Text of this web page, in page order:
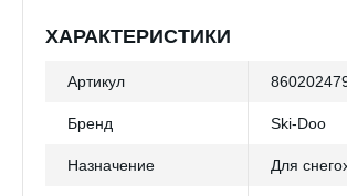
ХАРАКТЕРИСТИКИ
Артикул
Бренд Ski-Doo
Назначение Для